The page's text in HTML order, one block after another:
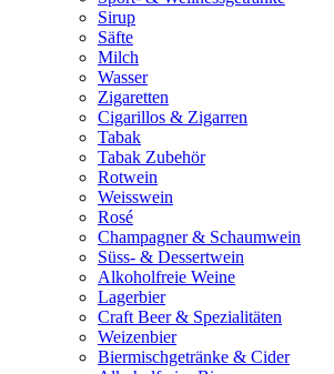
Sirup
Säfte
Milch
Wasser
Zigaretten
Cigarillos & Zigarren
Tabak
Tabak Zubehör
Rotwein
Weisswein
Rosé
Champagner & Schaumwein
Süss- & Dessertwein
Alkoholfreie Weine
Lagerbier
Craft Beer & Spezialitäten
Weizenbier
Biermischgetränke & Cider